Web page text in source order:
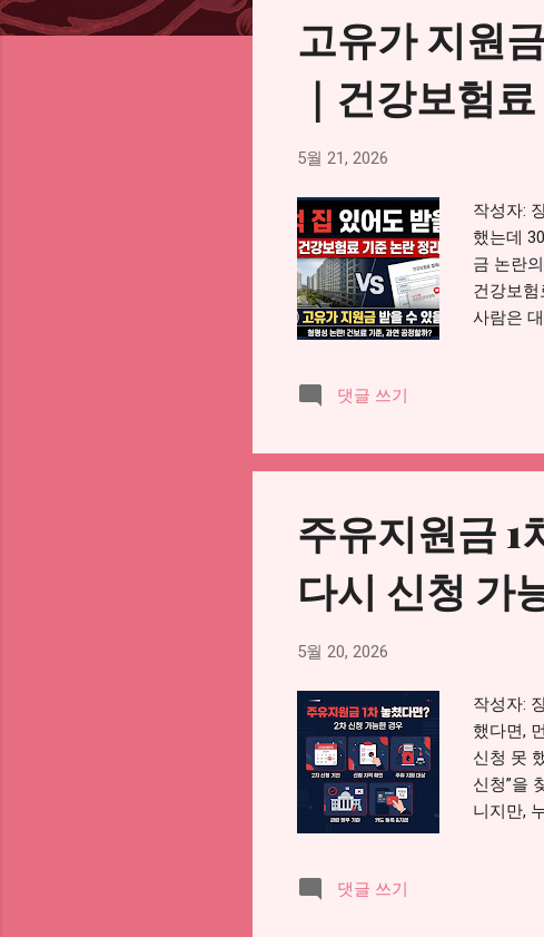
고유가 지원
｜건강보험
5월 21, 2026
작성자:
했는데
금 논란
건강보
사람은
다. 대
니다. 고
생겼나
탈락했다
왜 형평
온 반응
실제로
월 소득
댓글 쓰기
주유지원금 1
다시 신청 가
5월 20, 2026
작성자:
했다면,
신청 못
신청”을
니지만,
정리합
댓글 쓰기